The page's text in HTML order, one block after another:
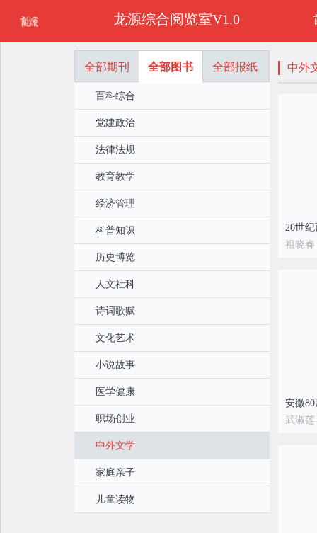
龙源综合阅览室V1.0
全部期刊 全部图书 全部报纸
百科综合
党建政治
法律法规
教育教学
经济管理
科普知识
历史博览
人文社科
诗词歌赋
文化艺术
小说故事
医学健康
职场创业
中外文学
家庭亲子
儿童读物
中外
祖晓春
安徽
武淑莲